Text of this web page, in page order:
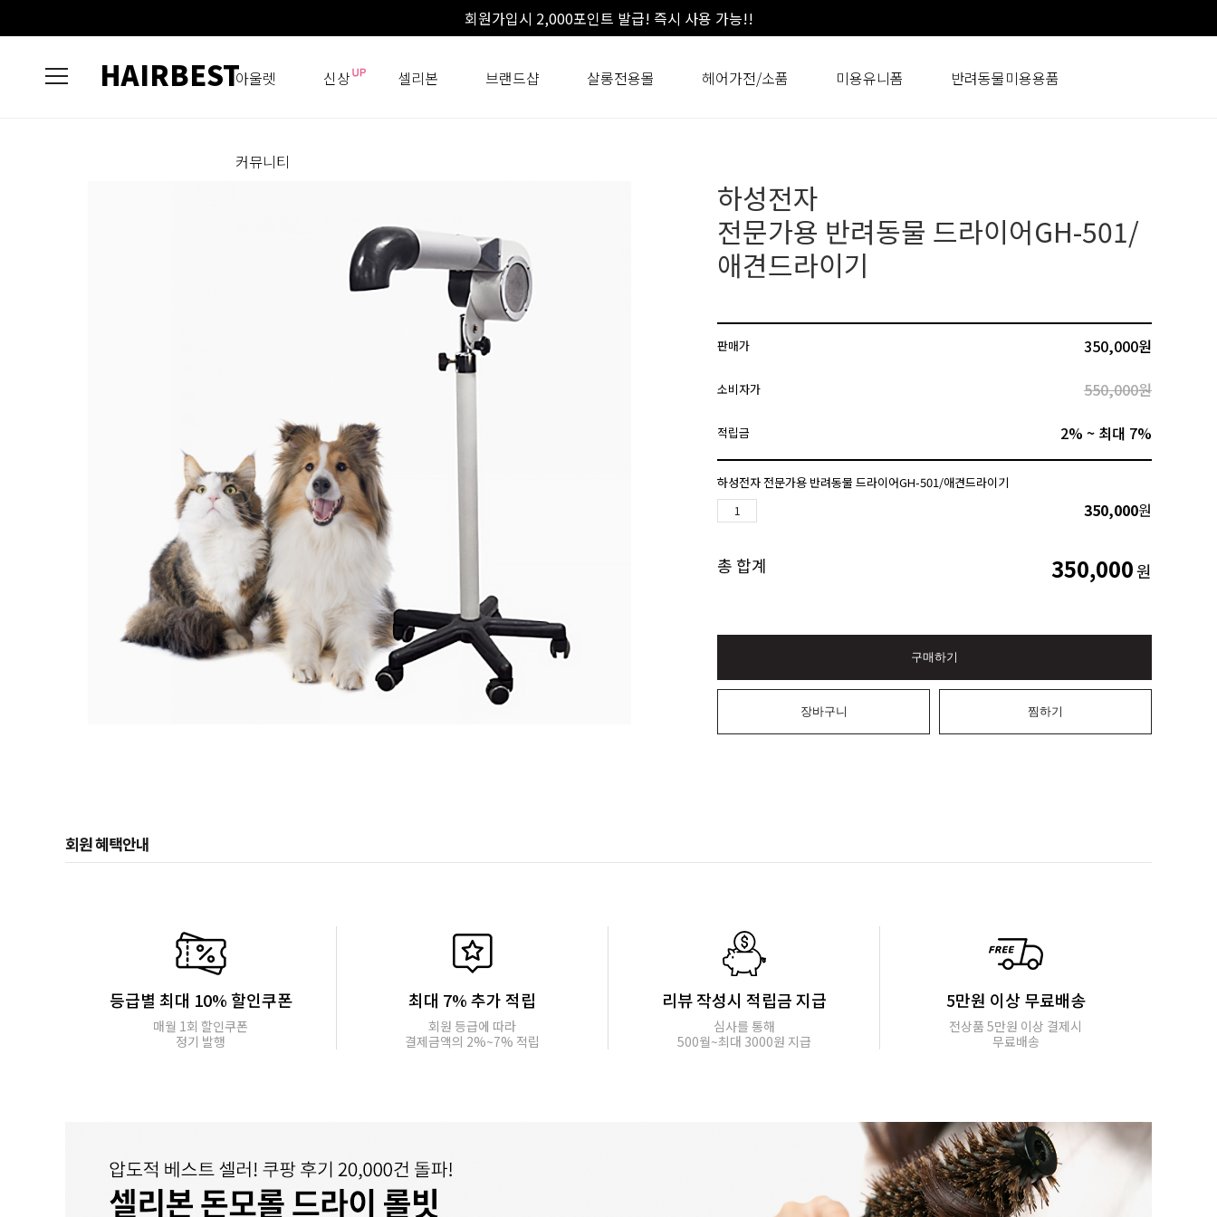
회원가입시 2,000포인트 발급! 즉시 사용 가능!!
HAIRBEST아울렛 신상 셀리본 브랜드샵 살롱전용몰 헤어가전/소품 미용유니폼 반려동물미용용품
커뮤니티
하성전자
전문가용 반려동물 드라이어GH-501/
애견드라이기
판매가 350,000원
소비자가 550,000원
적립금 2% ~ 최대 7%
하성전자 전문가용 반려동물 드라이어GH-501/애견드라이기
350,000원
총 합계 350,000원
구매하기
장바구니 찜하기
회원 혜택안내
등급별 최대 10% 할인쿠폰
매월 1회 할인쿠폰
정기 발행
최대 7% 추가 적립
회원 등급에 따라
결제금액의 2%~7% 적립
리뷰 작성시 적립금 지급
심사를 통해
500월~최대 3000원 지급
5만원 이상 무료배송
전상품 5만원 이상 결제시
무료배송